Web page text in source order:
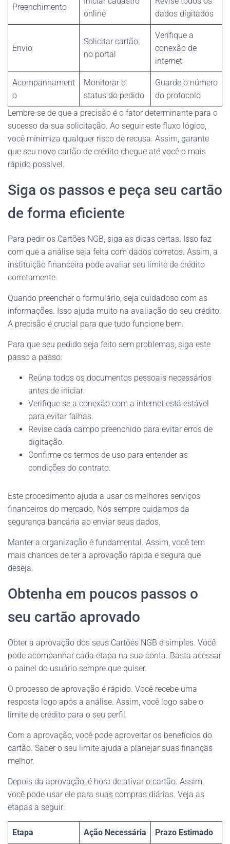
Preenchimento
online
dados digitados
Envio
Solicitar cartão
no portal
Verifique a
conexão de
internet
Acompanhament
o
Monitorar o
status do pedido
Guarde o número
do protocolo
Lembre-se de que a precisão é o fator determinante para o
sucesso da sua solicitação. Ao seguir este fluxo lógico,
você minimiza qualquer risco de recusa. Assim, garante
que seu novo cartão de crédito chegue até você o mais
rápido possível.
Siga os passos e peça seu cartão
de forma eficiente
Para pedir os Cartões NGB, siga as dicas certas. Isso faz
com que a análise seja feita com dados corretos. Assim, a
instituição financeira pode avaliar seu limite de crédito
corretamente.
Quando preencher o formulário, seja cuidadoso com as
informações. Isso ajuda muito na avaliação do seu crédito.
A precisão é crucial para que tudo funcione bem.
Para que seu pedido seja feito sem problemas, siga este
passo a passo:
Reúna todos os documentos pessoais necessários
antes de iniciar.
Verifique se a conexão com a internet está estável
para evitar falhas.
Revise cada campo preenchido para evitar erros de
digitação.
Confirme os termos de uso para entender as
condições do contrato.
Este procedimento ajuda a usar os melhores serviços
financeiros do mercado. Nós sempre cuidamos da
segurança bancária ao enviar seus dados.
Manter a organização é fundamental. Assim, você tem
mais chances de ter a aprovação rápida e segura que
deseja.
Obtenha em poucos passos o
seu cartão aprovado
Obter a aprovação dos seus Cartões NGB é simples. Você
pode acompanhar cada etapa na sua conta. Basta acessar
o painel do usuário sempre que quiser.
O processo de aprovação é rápido. Você recebe uma
resposta logo após a análise. Assim, você logo sabe o
limite de crédito para o seu perfil.
Com a aprovação, você pode aproveitar os benefícios do
cartão. Saber o seu limite ajuda a planejar suas finanças
melhor.
Depois da aprovação, é hora de ativar o cartão. Assim,
você pode usar ele para suas compras diárias. Veja as
etapas a seguir:
Etapa Ação Necessária Prazo Estimado